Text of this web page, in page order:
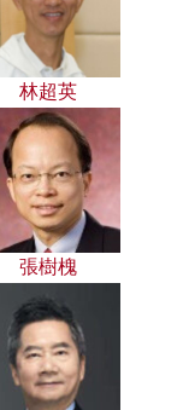
林超英
張樹槐